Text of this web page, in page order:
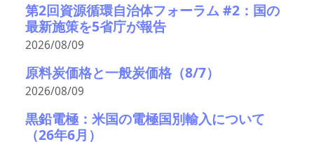
第2回資源循環自治体フォーラム #2：国の
最新施策を5省庁が報告
2026/08/09
原料炭価格と一般炭価格（8/7）
2026/08/09
黒鉛電極：米国の電極国別輸入について
（26年6月）